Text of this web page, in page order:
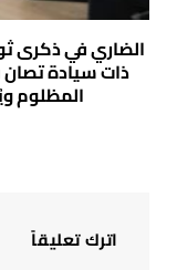
الضاري في ذكرى
ذات سيادة
المظلوم
اترك تعليقاً